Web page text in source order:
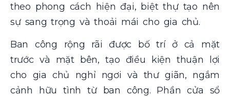
theo phong cách hiện đại, biệt thự tạo nên
sự sang trọng và thoải mái cho gia chủ.
Ban công rộng rãi được bố trí ở cả mặt
trước và mặt bên, tạo điều kiện thuận lợi
cho gia chủ nghỉ ngơi và thư giãn, ngắm
cảnh hữu tình từ ban công. Phần cửa sổ